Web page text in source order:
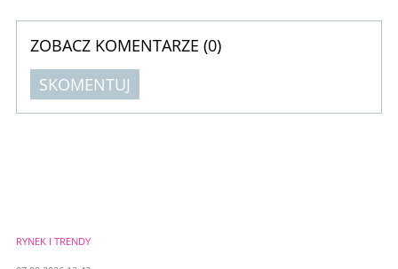
ZOBACZ KOMENTARZE (0)
SKOMENTUJ
RYNEK I TRENDY